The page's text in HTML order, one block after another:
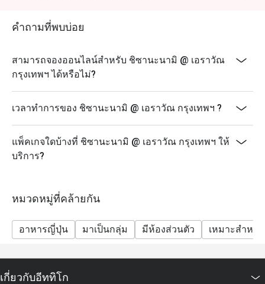
คำถามที่พบบ่อย
สามารถจองออนไลน์สำหรับ ชิซานะนามิ @ เอราวัณ
กรุงเทพฯ ได้หรือไม่?
เวลาทำการของ ชิซานะนามิ @ เอราวัณ กรุงเทพฯ ?
แพ็คเกจใดบ้างที่ ชิซานะนามิ @ เอราวัณ กรุงเทพฯ ให้
บริการ?
หมวดหมู่ที่คล้ายกัน
อาหารญี่ปุ่น มาเป็นกลุ่ม มีห้องส่วนตัว เหมาะสำหรั
เกี่ยวกับอีททิโก